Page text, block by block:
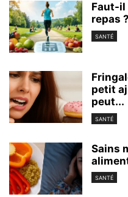
Faut-il
repas
SANTÉ
petit
peut...
SANTÉ
Sains
SANTÉ